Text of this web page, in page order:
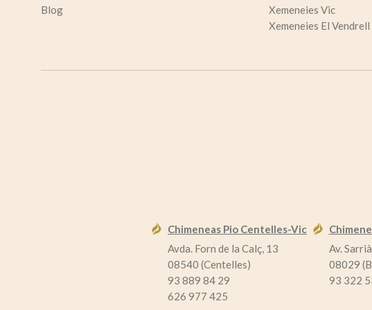
Blog
Xemeneies Vic
Xemeneies El Vendrell
Chimeneas Pio Centelles-Vic
Avda. Forn de la Calç, 13
08540 (Centelles)
93 889 84 29
626 977 425
Av.
08029
93 322